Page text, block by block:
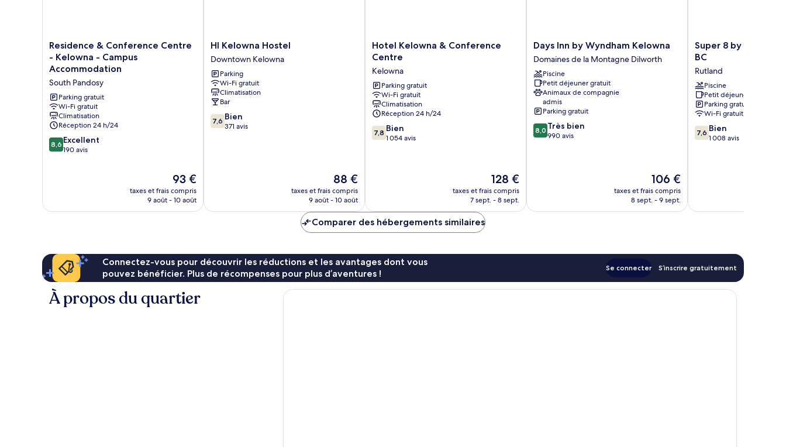
Dorm)
Bed
Mixed
Dorm)
Residence
Conference
Centre
-
Kelowna
-
Campus
Accommodation
South
Pandosy
Residence & Conference Centre
- Kelowna - Campus
Accommodation
South Pandosy
Parking gratuit
Wi-Fi gratuit
Climatisation
Réception 24 h/24
8.6
sur
8,6 Excellent
190 avis
Le
nouveau
prix
93 €
taxes et frais compris
9 août - 10 août
HI
Kelowna
Hostel
Downtown
Kelowna
HI Kelowna Hostel
Downtown Kelowna
Parking
Wi-Fi gratuit
Climatisation
Bar
7.6
sur
7,6 Bien
371 avis
Le
nouveau
prix
de
88 €
88 €
taxes et frais compris
9 août - 10 août
Hotel
Kelowna
Conference
Centre
Kelowna
Hotel Kelowna & Conference
Centre
Kelowna
Parking gratuit
Wi-Fi gratuit
Climatisation
Réception 24 h/24
7.8
sur
7,8 Bien
1 054 avis
Le
nouveau
prix
128 €
taxes et frais compris
7 sept. - 8 sept.
Days
Inn
by
Wyndham
Kelowna
Domaines
de
la
Montagne
Dilworth
Days Inn by Wyndham Kelowna
Domaines de la Montagne Dilworth
Piscine
Petit déjeuner gratuit
Animaux de compagnie
admis
Parking gratuit
8.0
sur
8,0 Très bien
990 avis
Le
nouveau
prix
106 €
taxes et frais compris
8 sept. - 9 sept.
Super
8
Wyndham
Kelowna
BC
Rutland
Super 8 by
BC
Rutland
Piscine
Petit déjeuner gratuit
Parking gratuit
Wi-Fi gratuit
7.6
sur
7,6 Bien
1 008 avis
Comparer des hébergements similaires
Connectez-vous pour découvrir les réductions et les avantages dont vous
pouvez bénéficier. Plus de récompenses pour plus d’aventures !
Se connecter S’inscrire gratuitement
À propos du quartier